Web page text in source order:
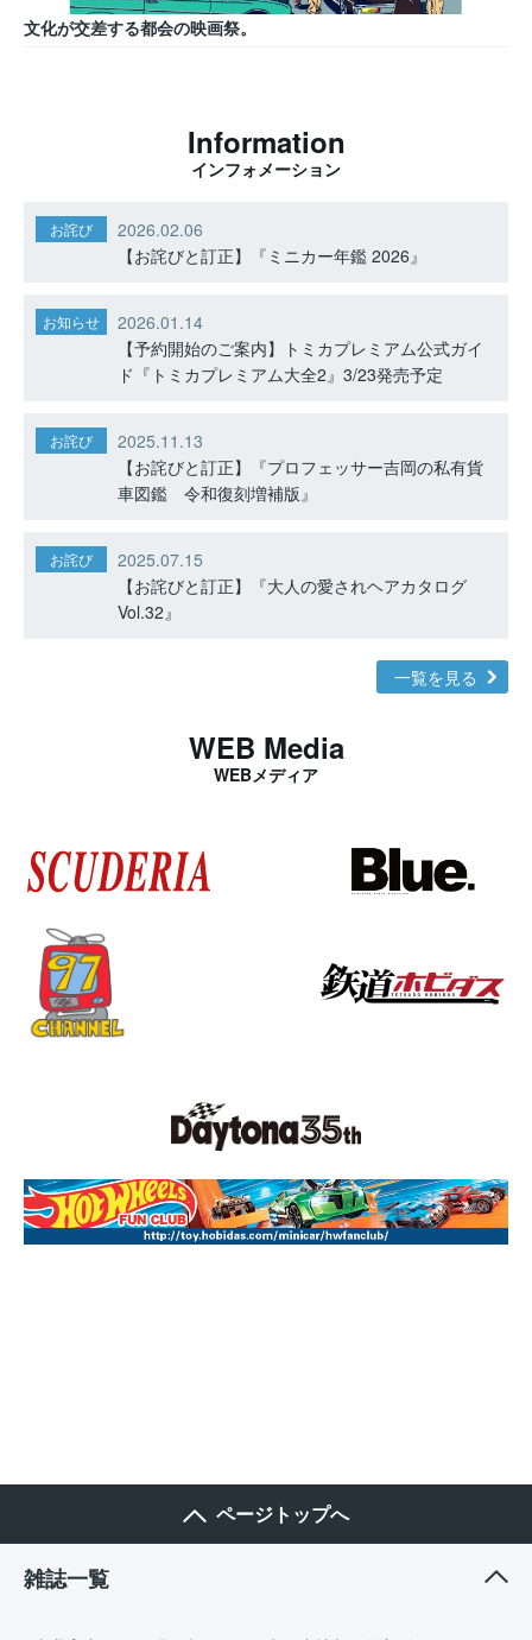
文化が交差する都会の映画祭。
Information
インフォメーション
お詫び
2026.02.06
【お詫びと訂正】『ミニカー年鑑 2026』
お知らせ
2026.01.14
【予約開始のご案内】トミカプレミアム公式ガイ
ド『トミカプレミアム大全2』3/23発売予定
お詫び
2025.11.13
【お詫びと訂正】『プロフェッサー吉岡の私有貨
車図鑑 令和復刻増補版』
お詫び
2025.07.15
【お詫びと訂正】『大人の愛されヘアカタログ
Vol.32』
一覧を見る
WEB Media
WEBメディア
ページトップへ
雑誌一覧